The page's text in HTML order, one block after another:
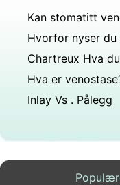
Chartreux Hva
Hva er
Inlay Vs . Pålegg